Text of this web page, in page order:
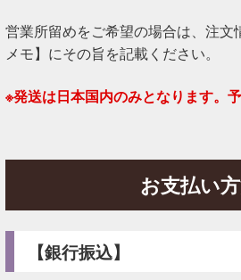
営業所留めをご希望の場合は、注文
メモ】にその旨を記載ください。
※発送は日本国内のみとなります。
お支払い
【銀行振込】